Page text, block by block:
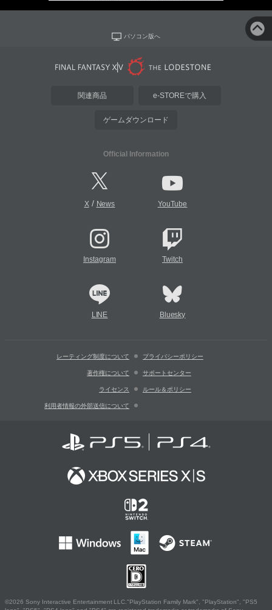
パソコン版へ
関連商品 e-STOREで購入
ゲームダウンロード
Official Information
X/ News YouTube
Instagram Twitch
LINE Bluesky
レーティング制度について プライバシーポリシー
著作権について サポートセンター
ライセンス ルール＆ポリシー
利用者情報の外部送信について
©2026 Sony Interactive Entertainment LLC."PlayStation Family Mark", "PlayStation", "PS5